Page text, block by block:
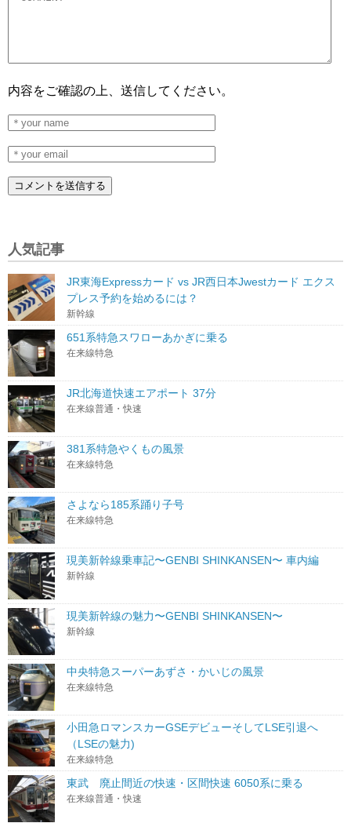
内容をご確認の上、送信してください。
人気記事
JR東海Expressカード vs JR西日本Jwestカード エクス
プレス予約を始めるには？
新幹線
651系特急スワローあかぎに乗る
在来線特急
JR北海道快速エアポート 37分
在来線普通・快速
381系特急やくもの風景
在来線特急
さよなら185系踊り子号
在来線特急
現美新幹線乗車記〜GENBI SHINKANSEN〜 車内編
新幹線
現美新幹線の魅力〜GENBI SHINKANSEN〜
新幹線
中央特急スーパーあずさ・かいじの風景
在来線特急
小田急ロマンスカーGSEデビューそしてLSE引退へ
（LSEの魅力)
在来線特急
東武 廃止間近の快速・区間快速 6050系に乗る
在来線普通・快速